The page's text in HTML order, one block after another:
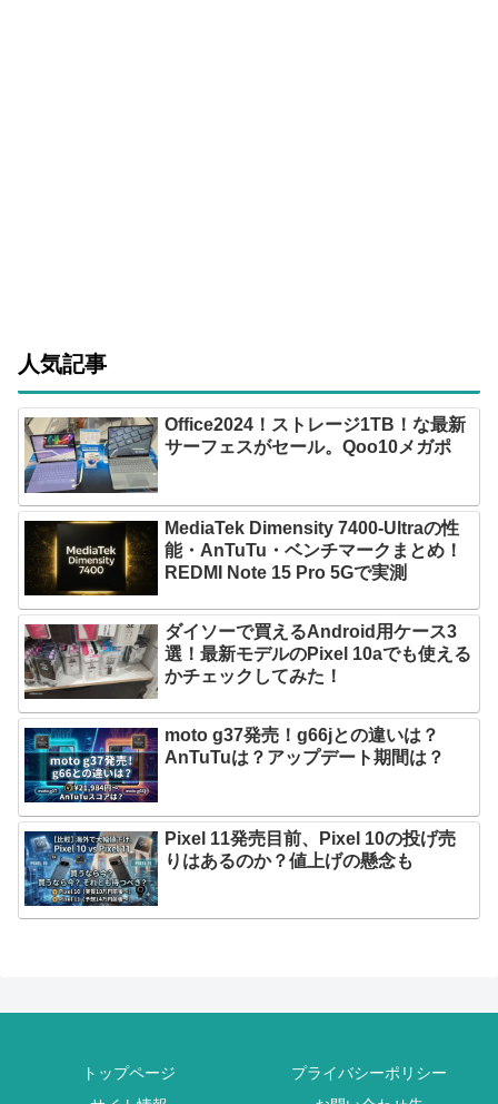
人気記事
Office2024！ストレージ1TB！な最新
サーフェスがセール。Qoo10メガポ
MediaTek Dimensity 7400-Ultraの性
能・AnTuTu・ベンチマークまとめ！
REDMI Note 15 Pro 5Gで実測
ダイソーで買えるAndroid用ケース3
選！最新モデルのPixel 10aでも使える
かチェックしてみた！
moto g37発売！g66jとの違いは？
AnTuTuは？アップデート期間は？
Pixel 11発売目前、Pixel 10の投げ売
りはあるのか？値上げの懸念も
トップページ
プライバシーポリシー